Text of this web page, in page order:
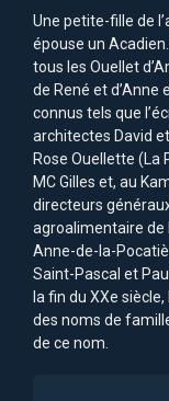
Une petite-fille de
épouse un
tous les Ouellet
de René et
connus tels que
architectes David
Rose Ouellette (La
MC Gilles et, au
directeurs
agroalimentaire de
Anne-de-la-
Saint-Pascal et
la fin du XXe
des noms de
de ce nom.